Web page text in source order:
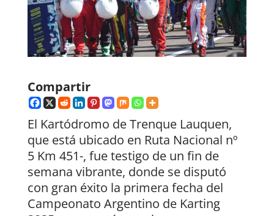
Compartir
El Kartódromo de Trenque Lauquen,
que está ubicado en Ruta Nacional nº
5 Km 451-, fue testigo de un fin de
semana vibrante, donde se disputó
con gran éxito la primera fecha del
Campeonato Argentino de Karting